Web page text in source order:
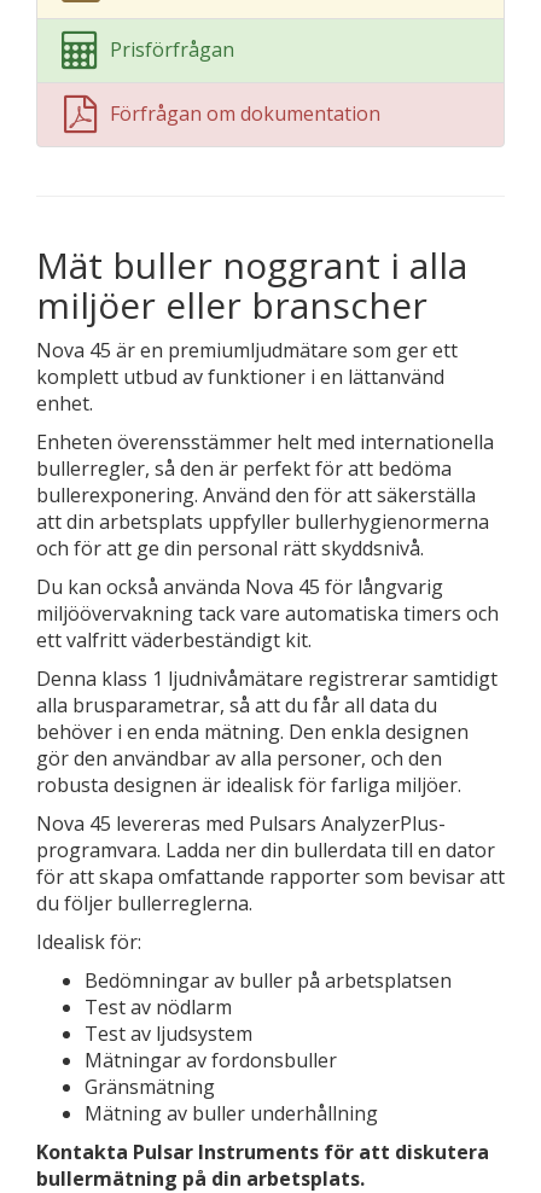
Prisförfrågan
Förfrågan om dokumentation
Mät buller noggrant i alla
miljöer eller branscher
Nova 45 är en premiumljudmätare som ger ett
komplett utbud av funktioner i en lättanvänd
enhet.
Enheten överensstämmer helt med internationella
bullerregler, så den är perfekt för att bedöma
bullerexponering. Använd den för att säkerställa
att din arbetsplats uppfyller bullerhygienormerna
och för att ge din personal rätt skyddsnivå.
Du kan också använda Nova 45 för långvarig
miljöövervakning tack vare automatiska timers och
ett valfritt väderbeständigt kit.
Denna klass 1 ljudnivåmätare registrerar samtidigt
alla brusparametrar, så att du får all data du
behöver i en enda mätning. Den enkla designen
gör den användbar av alla personer, och den
robusta designen är idealisk för farliga miljöer.
Nova 45 levereras med Pulsars AnalyzerPlus-
programvara. Ladda ner din bullerdata till en dator
för att skapa omfattande rapporter som bevisar att
du följer bullerreglerna.
Idealisk för:
Bedömningar av buller på arbetsplatsen
Test av nödlarm
Test av ljudsystem
Mätningar av fordonsbuller
Gränsmätning
Mätning av buller underhållning
Kontakta Pulsar Instruments för att diskutera
bullermätning på din arbetsplats.